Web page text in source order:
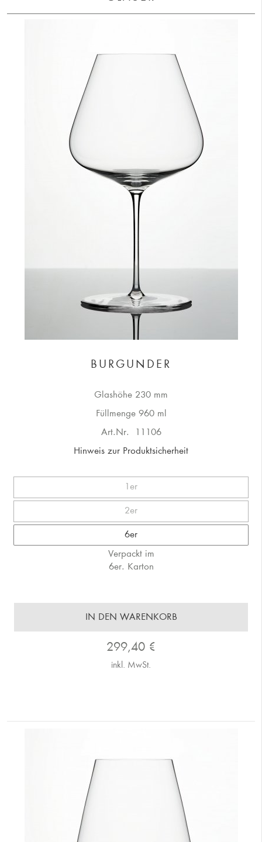
BURGUNDER
Glashöhe 230 mm
Füllmenge 960 ml
Art.Nr. 11106
Hinweis zur Produktsicherheit
1er
2er
6er
Verpackt im
6er. Karton
IN DEN WARENKORB
299,40 €
inkl. MwSt.